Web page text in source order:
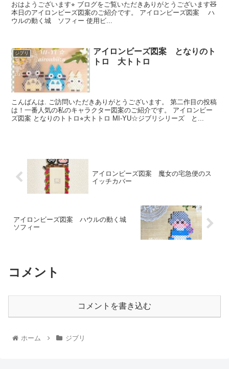
おはようございます⭐︎ ブログをご覧いただきありがとうございます🧸
本日のアイロンビーズ図案のご紹介です。 アイロンビーズ図案 ハ
ウルの動く城 ソフィー 使用ビ...
ジブリ
アイロンビーズ図案 となりのト
トロ 大トトロ
こんばんは. ご訪問いただきありがとうございます。 第二作目の投稿
は！一番人気の私のキャラクター図案のご紹介です。 アイロンビー
ズ図案 となりのトトロ⭐︎大トトロ MI-YU☆ジブリシリーズ と...
アイロンビーズ図案 魔女の宅急便のス
イッチカバー
アイロンビーズ図案 ハウルの動く城
ソフィー
コメント
コメントを書き込む
ホーム ジブリ